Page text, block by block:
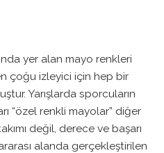
yer alan mayo renkleri
çoğu izleyici için hep bir
Yarışlarda sporcuların
“özel renkli mayolar” diğer
değil, derece ve başarı
alanda gerçekleştirilen